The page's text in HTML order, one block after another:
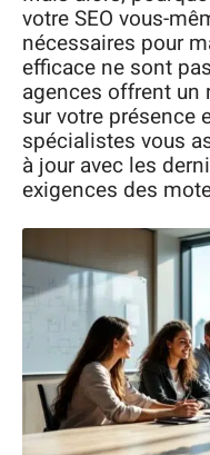
votre SEO vous-
nécessaires pour
efficace ne sont
agences offrent un
sur votre présence
spécialistes vous
à jour avec les
exigences des